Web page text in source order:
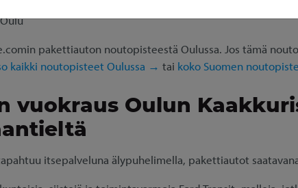
pakettiauton noutopisteestä Oulussa. Jos tämä
kaikki noutopisteet Oulussa → tai koko Suomen
vuokraus Oulun
itsepalveluna älypuhelimella, pakettiautot